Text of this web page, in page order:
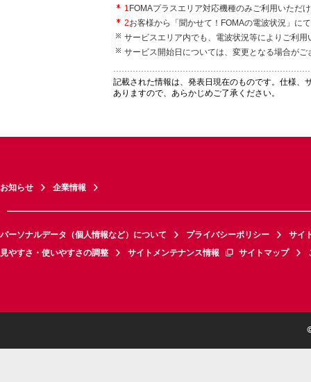
1 FOMAプラスエリア対応機種のみご利用いただ
2お客様から「聞かせて！FOMAの電波状況」に
サービスエリア内でも、電波状況等によりご利
サービス開始日については、変更となる場合がご
記載された情報は、発表日現在のものです。仕様、
ありますので、あらかじめご了承ください。
お知らせ 企業情報
パーソナルデータ（個人情報など）について プライバシーポリシー
サイ
見やすさ・使いやすさの調整
サイトメンテナンス情報 サイトマップ